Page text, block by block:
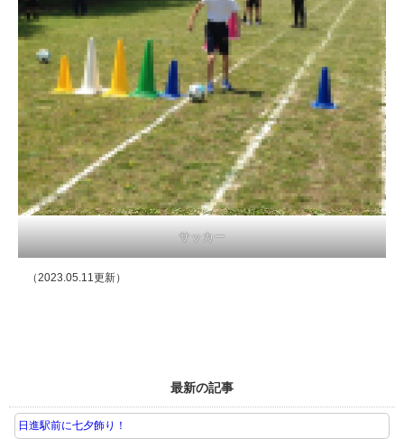
サッカー
（2023.05.11更新）
最新の記事
日進駅前に七夕飾り！